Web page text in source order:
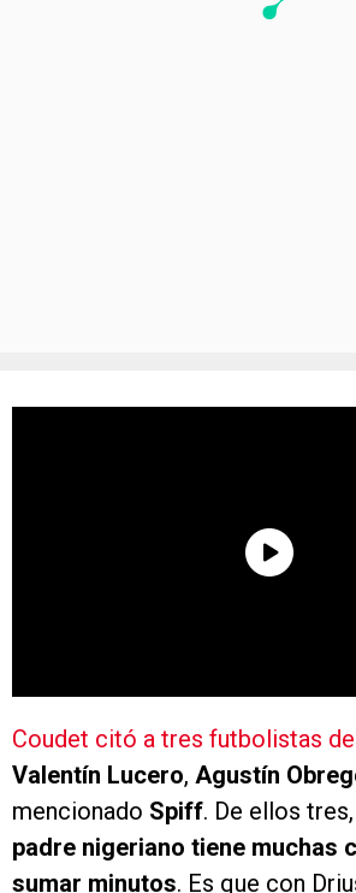
Coudet citó a tres futbolistas
Valentín Lucero, Agustín
mencionado Spiff. De ellos tres,
padre nigeriano tiene muchas
sumar minutos. Es que con